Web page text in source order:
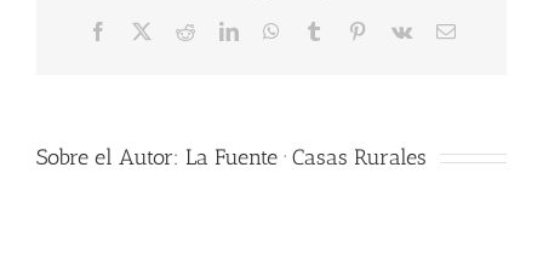
Facebook RedditLinkedInWhatsApp
Tumblr Pinterest
Vk
Correo
Sobre el Autor: La Fuente · Casas Rurales